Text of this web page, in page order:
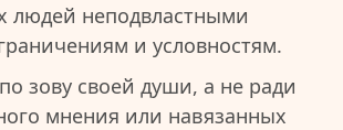
людей неподвластными
и условностям.
зову своей души, а не ради
мнения или навязанных